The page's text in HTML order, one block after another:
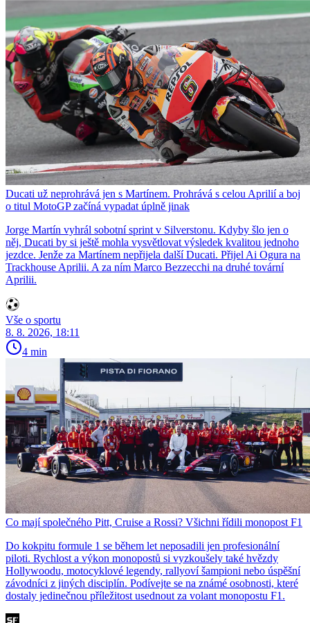
Ducati už neprohrává jen s Martínem. Prohrává s celou Aprilií a boj
o titul MotoGP začíná vypadat úplně jinak
Jorge Martín vyhrál sobotní sprint v Silverstonu. Kdyby šlo jen o
něj, Ducati by si ještě mohla vysvětlovat výsledek kvalitou jednoho
jezdce. Jenže za Martínem nepřijela další Ducati. Přijel Ai Ogura na
Trackhouse Aprilii. A za ním Marco Bezzecchi na druhé tovární
Aprilii.
Vše o sportu
8. 8. 2026, 18:11
4 min
Co mají společného Pitt, Cruise a Rossi? Všichni řídili monopost F1
Do kokpitu formule 1 se během let neposadili jen profesionální
piloti. Rychlost a výkon monopostů si vyzkoušely také hvězdy
Hollywoodu, motocyklové legendy, rallyoví šampioni nebo úspěšní
závodníci z jiných disciplín. Podívejte se na známé osobnosti, které
dostaly jedinečnou příležitost usednout za volant monopostu F1.